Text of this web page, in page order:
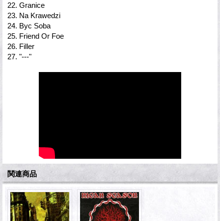
22. Granice
23. Na Krawedzi
24. Byc Soba
25. Friend Or Foe
26. Filler
27. "---"
関連商品